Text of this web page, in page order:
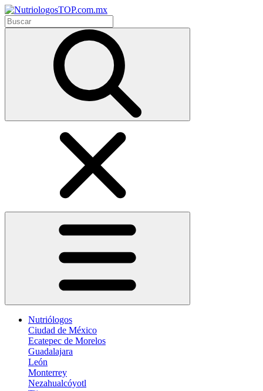
Nutriólogos
Ciudad de México
Ecatepec de Morelos
Guadalajara
León
Monterrey
Nezahualcóyotl